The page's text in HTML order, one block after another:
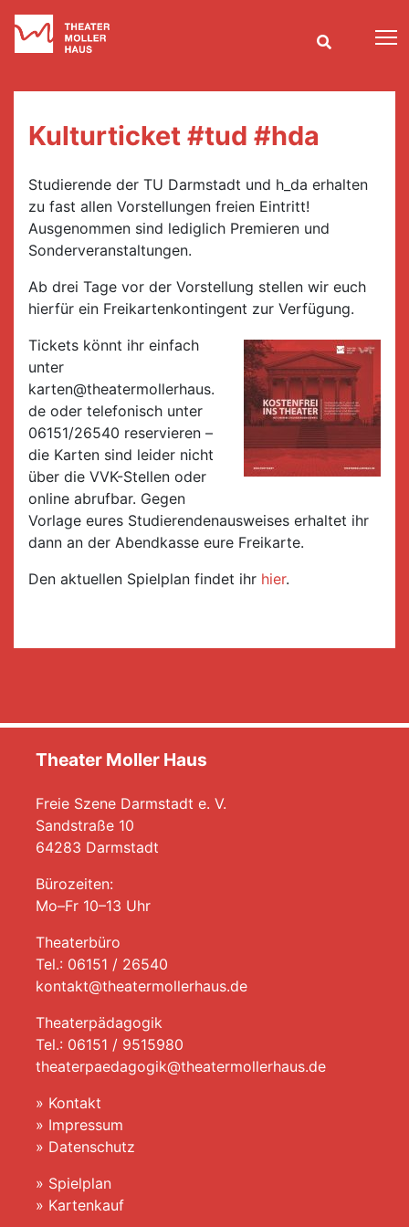
Kulturticket #tud #hda
Studierende der TU Darmstadt und h_da erhalten
zu fast allen Vorstellungen freien Eintritt!
Ausgenommen sind lediglich Premieren und
Sonderveranstaltungen.
Ab drei Tage vor der Vorstellung stellen wir euch
hierfür ein Freikartenkontingent zur Verfügung.
Tickets könnt ihr einfach
unter
karten@theatermollerhaus.
de oder telefonisch unter
06151/26540 reservieren –
die Karten sind leider nicht
über die VVK-Stellen oder
online abrufbar. Gegen
Vorlage eures Studierendenausweises erhaltet ihr
dann an der Abendkasse eure Freikarte.
Den aktuellen Spielplan findet ihr hier.
Theater Moller Haus
Freie Szene Darmstadt e. V.
Sandstraße 10
64283 Darmstadt
Bürozeiten:
Mo–Fr 10–13 Uhr
Theaterbüro
Tel.: 06151 / 26540
kontakt@theatermollerhaus.de
Theaterpädagogik
Tel.: 06151 / 9515980
theaterpaedagogik@theatermollerhaus.de
» Kontakt
» Impressum
» Datenschutz
» Spielplan
» Kartenkauf